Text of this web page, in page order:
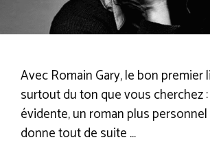
Avec Romain Gary, le bon premier
surtout du ton que vous cherchez
évidente, un roman plus
donne tout de suite …